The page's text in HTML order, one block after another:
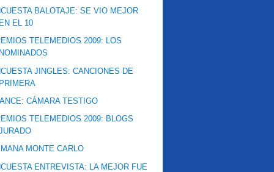
BALOTAJE: SE VIO MEJOR
EL 10
TELEMEDIOS 2009: LOS
JINGLES: CANCIONES DE
CÁMARA TESTIGO
TELEMEDIOS 2009: BLOGS
MONTE CARLO
ENTREVISTA: LA MEJOR FUE